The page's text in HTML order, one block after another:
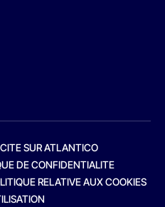
SUR ATLANTICO
DE CONFIDENTIALITE
RELATIVE AUX COOKIES